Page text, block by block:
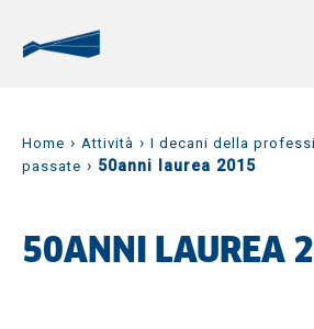
Home › Attività › I decani della
passate › 50anni laurea 2015
50ANNI LAUREA